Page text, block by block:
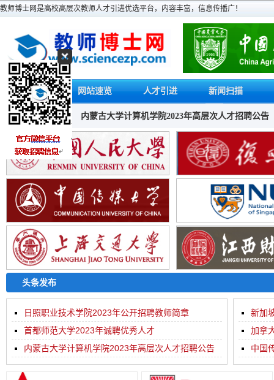
教师博士网是高校高层次教师人才引进优选平台，内容丰富，信息传播广！
首页 网站速览 人才引进 新闻扫描
才招聘 内蒙古大学计算机学院2023年高层次人才招聘公告 国际关
头条发布
日照职业技术学院2023年公开招聘教师简章
首都师范大学2023年诚聘优秀人才
内蒙古大学计算机学院2023年高层次人才招聘公告
新加
加拿
及摄...
中国